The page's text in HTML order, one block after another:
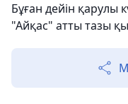
Бұған дейін қарулы
"Айқас" атты тазы